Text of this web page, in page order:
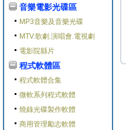
音樂電影光碟區
MP3音樂及音樂光碟
MTV.歌劇.演唱會.電視劇
電影院縣片
程式軟體區
程式軟體合集
微軟系列程式軟體
燒錄光碟製作軟體
商用管理勵志軟體